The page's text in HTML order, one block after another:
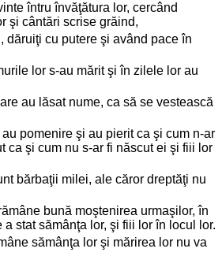
întru învăţătura lor, cercând
şi cântări scrise grăind,
dăruiţi cu putere şi având pace în
lor s-au mărit şi în zilele lor au
au lăsat nume, ca să se vestească
pomenire şi au pierit ca şi cum n-ar
ca şi cum nu s-ar fi născut ei şi fiii lor
bărbaţii milei, ale căror dreptăţi nu
bună moştenirea urmaşilor, în
stat sămânţa lor, şi fiii lor în locul lor.
sămânţa lor şi mărirea lor nu va